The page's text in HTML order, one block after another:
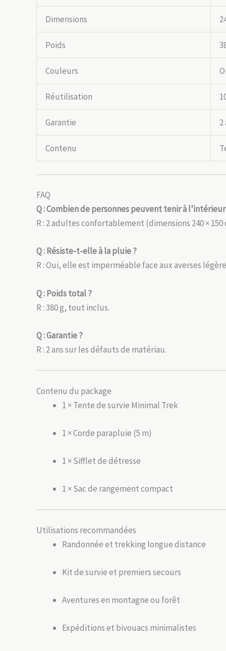
Dimensions
Poids
Couleurs
Réutilisation
Garantie 2
Contenu
FAQ
Q : Combien de personnes peuvent tenir à
R : 2 adultes confortablement (dimensions 240 × 150
Q : Résiste-t-elle à la pluie ?
R : Oui, elle est imperméable face aux averses
Q : Poids total ?
R : 380 g, tout inclus.
Q : Garantie ?
R : 2 ans sur les défauts de matériau.
Contenu du package
1 × Tente de survie Minimal Trek
1 × Corde parapluie (5 m)
1 × Sifflet de détresse
1 × Sac de rangement compact
Utilisations recommandées
Randonnée et trekking longue distance
Kit de survie et premiers secours
Aventures en montagne ou forêt
Expéditions et bivouacs minimalistes